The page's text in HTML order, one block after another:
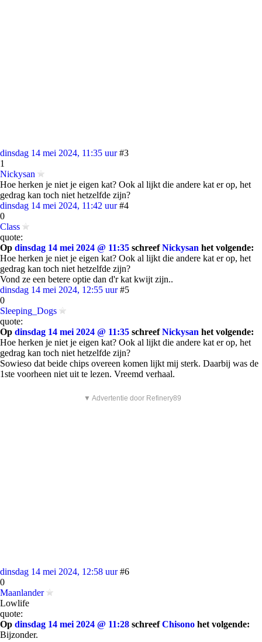
dinsdag 14 mei 2024, 11:35 uur #3
1
Nickysan
Hoe herken je niet je eigen kat? Ook al lijkt die andere kat er op, het
gedrag kan toch niet hetzelfde zijn?
dinsdag 14 mei 2024, 11:42 uur #4
0
Class
quote:
Op dinsdag 14 mei 2024 @ 11:35 schreefNickysan het volgende:
Hoe herken je niet je eigen kat? Ook al lijkt die andere kat er op, het
gedrag kan toch niet hetzelfde zijn?
Vond ze een betere optie dan d'r kat kwijt zijn..
dinsdag 14 mei 2024, 12:55 uur #5
0
Sleeping_Dogs
quote:
Op dinsdag 14 mei 2024 @ 11:35 schreefNickysan het volgende:
Hoe herken je niet je eigen kat? Ook al lijkt die andere kat er op, het
gedrag kan toch niet hetzelfde zijn?
Sowieso dat beide chips overeen komen lijkt mij sterk. Daarbij was de
1ste voorheen niet uit te lezen. Vreemd verhaal.
▼ Advertentie door Refinery89
dinsdag 14 mei 2024, 12:58 uur #6
0
Maanlander
Lowlife
quote:
Op dinsdag 14 mei 2024 @ 11:28 schreefChisono het volgende:
Bijzonder.